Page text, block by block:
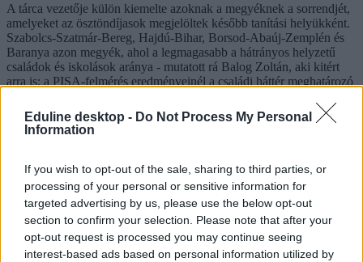
Eduline desktop - Do Not Process My Personal
Information
If you wish to opt-out of the sale, sharing to third parties, or
processing of your personal or sensitive information for
targeted advertising by us, please use the below opt-out
section to confirm your selection. Please note that after your
opt-out request is processed you may continue seeing
interest-based ads based on personal information utilized by
A tárca vezetője külön kiemelte azoknak a megyéknek a sorrendjét,
amelyeket az ösztöndíjasok megjelöltek később tanítási helyükként.
Szabolcs-Szatmár-Bereg, Hajdú-Bihar, Borsod-Abaúj-Zemplén és
Baranya azon megyék, ahol a legmagasabb a hátrányos helyzetű
családok és iskolások aránya - mutatott rá Balog Zoltán, aki kitért
arra is: a PISA-felmérés eredményeinél a családi háttér meghatározó
képesek "a megfelelő indító energiát" biztosítani, ezért itt kell tenni
valamit.
pedagógusképzés
tanár szak
pedagógus ösztöndíj
klebelsberg képzési ösztöndíj
Klebelsberg-ösztöndíj
ösztöndíjak egyetemistáknak
belföld